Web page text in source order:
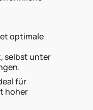
optimale
selbst unter
für
hoher